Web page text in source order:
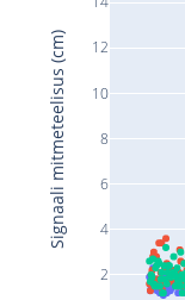
2
4
6
8
10
12
Signaali mitmeteelisus (cm)